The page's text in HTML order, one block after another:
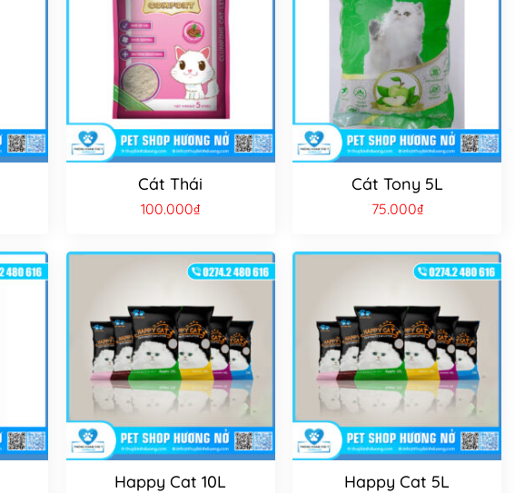
Cát Thái
100.000₫
Cát Tony 5L
75.000₫
Happy Cat 10L Happy Cat 5L